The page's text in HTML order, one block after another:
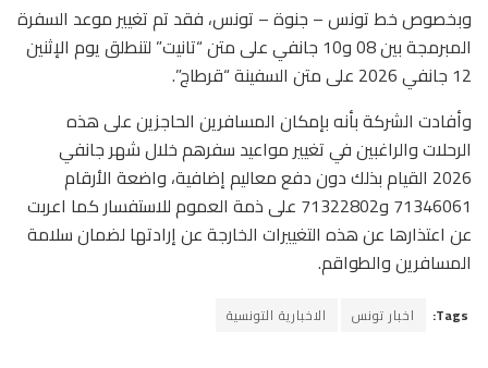
وبخصوص خط تونس – جنوة – تونس، فقد تم تغيير موعد السفرة
المبرمجة بين 08 و10 جانفي على متن “تانيت” لتنطلق يوم الإثنين
12 جانفي 2026 على متن السفينة “قرطاج”.
وأفادت الشركة بأنه بإمكان المسافرين الحاجزين على هذه
الرحلات والراغبين في تغيير مواعيد سفرهم خلال شهر جانفي
2026 القيام بذلك دون دفع معاليم إضافية، واضعة الأرقام
71346061 و71322802 على ذمة العموم للاستفسار كما اعربت
عن اعتذارها عن هذه التغييرات الخارجة عن إرادتها لضمان سلامة
المسافرين والطواقم.
Tags: اخبار تونس الاخبارية التونسية